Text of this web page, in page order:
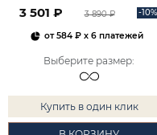
3 501 ₽ 3 890 ₽ -10%
от584 ₽ x 6 платежей
Выберите размер:
Купить в один клик